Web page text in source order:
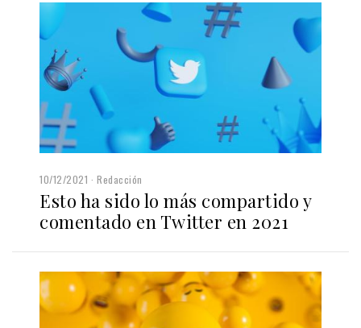
10/12/2021 Redacción
Esto ha sido lo más compartido y
comentado en Twitter en 2021